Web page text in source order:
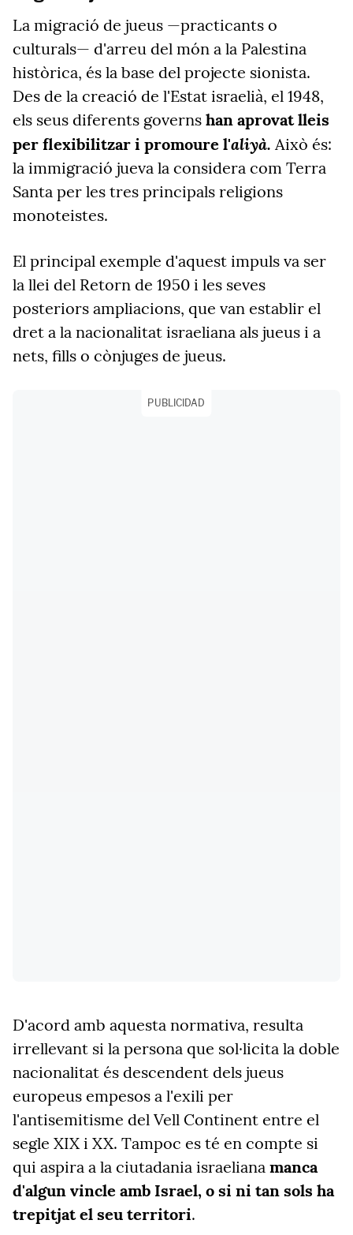
La migració de jueus —practicants o
culturals— d'arreu del món a la Palestina
històrica, és la base del projecte sionista.
Des de la creació de l'Estat israelià, el 1948,
els seus diferents governs han aprovat lleis
per flexibilitzar i promoure l'aliyà. Això és:
la immigració jueva la considera com Terra
Santa per les tres principals religions
monoteistes.
El principal exemple d'aquest impuls va ser
la llei del Retorn de 1950 i les seves
posteriors ampliacions, que van establir el
dret a la nacionalitat israeliana als jueus i a
nets, fills o cònjuges de jueus.
PUBLICIDAD
D'acord amb aquesta normativa, resulta
irrellevant si la persona que sol·licita la doble
nacionalitat és descendent dels jueus
europeus empesos a l'exili per
l'antisemitisme del Vell Continent entre el
segle XIX i XX. Tampoc es té en compte si
qui aspira a la ciutadania israeliana manca
d'algun vincle amb Israel, o si ni tan sols ha
trepitjat el seu territori.